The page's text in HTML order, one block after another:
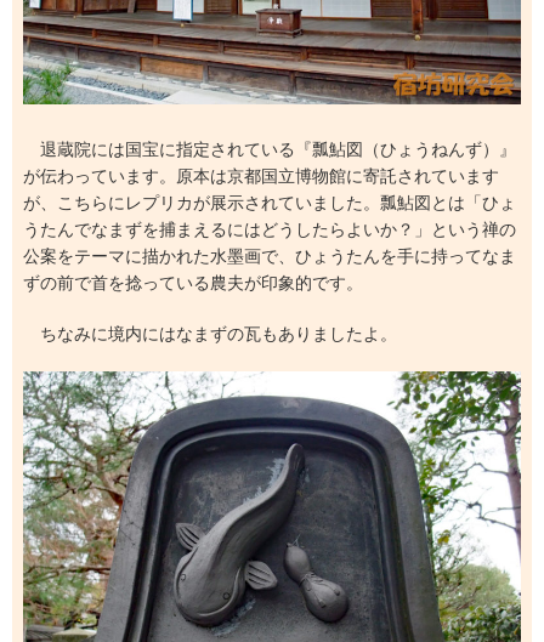
退蔵院には国宝に指定されている『瓢鮎図（ひょうねんず）』
が伝わっています。原本は京都国立博物館に寄託されています
が、こちらにレプリカが展示されていました。瓢鮎図とは「ひょ
うたんでなまずを捕まえるにはどうしたらよいか？」という禅の
公案をテーマに描かれた水墨画で、ひょうたんを手に持ってなま
ずの前で首を捻っている農夫が印象的です。
ちなみに境内にはなまずの瓦もありましたよ。